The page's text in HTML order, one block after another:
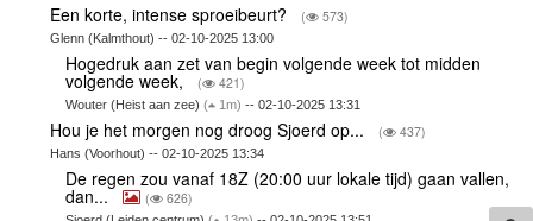
Een korte, intense sproeibeurt? ( 573)
Glenn (Kalmthout) -- 02-10-2025 13:00
Hogedruk aan zet van begin volgende week tot midden
volgende week, ( 421)
Wouter (Heist aan zee) ( 1m) -- 02-10-2025 13:31
Hou je het morgen nog droog Sjoerd op... ( 437)
Hans (Voorhout) -- 02-10-2025 13:34
De regen zou vanaf 18Z (20:00 uur lokale tijd) gaan vallen,
dan... ( 626)